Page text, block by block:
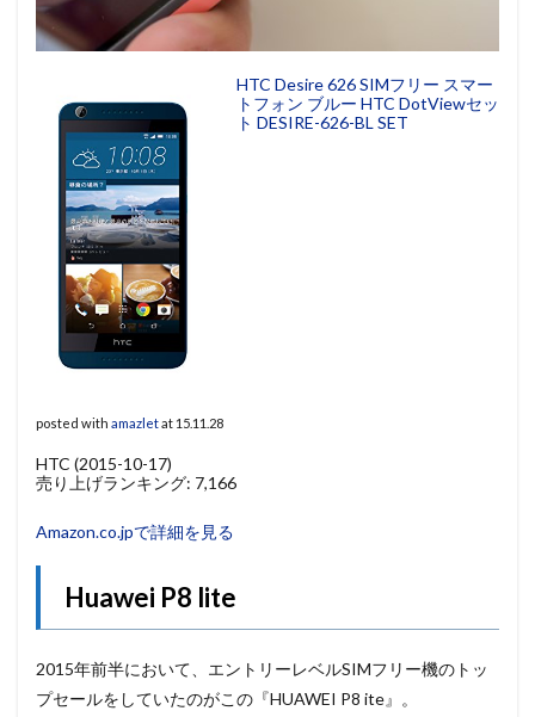
HTC Desire 626 SIMフリー スマー
トフォン ブルー HTC DotViewセッ
ト DESIRE-626-BL SET
posted with amazletat 15.11.28
HTC (2015-10-17)
売り上げランキング: 7,166
Amazon.co.jpで詳細を見る
Huawei P8 lite
2015年前半において、エントリーレベルSIMフリー機のトッ
プセールをしていたのがこの『HUAWEI P8 ite』。